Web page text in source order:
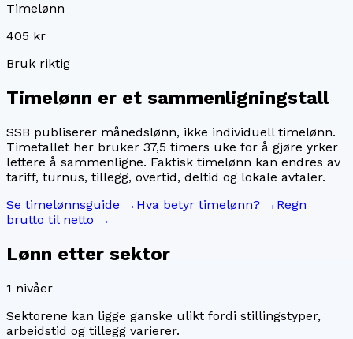
Timelønn
405 kr
Bruk riktig
Timelønn er et sammenligningstall
SSB publiserer månedslønn, ikke individuell timelønn.
Timetallet her bruker 37,5 timers uke for å gjøre yrker
lettere å sammenligne. Faktisk timelønn kan endres av
tariff, turnus, tillegg, overtid, deltid og lokale avtaler.
Se timelønnsguide → Hva betyr timelønn? → Regn
brutto til netto →
Lønn etter sektor
1 nivåer
Sektorene kan ligge ganske ulikt fordi stillingstyper,
arbeidstid og tillegg varierer.